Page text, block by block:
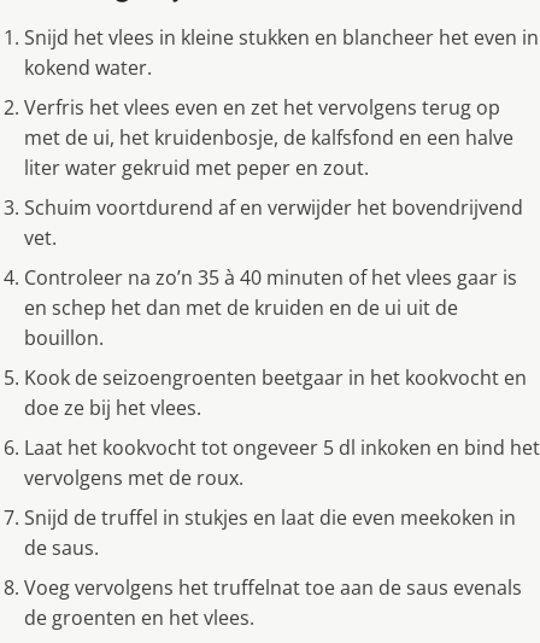
Snijd het vlees in kleine stukken en blancheer het even in
kokend water.
Verfris het vlees even en zet het vervolgens terug op
met de ui, het kruidenbosje, de kalfsfond en een halve
liter water gekruid met peper en zout.
Schuim voortdurend af en verwijder het bovendrijvend
vet.
Controleer na zo’n 35 à 40 minuten of het vlees gaar is
en schep het dan met de kruiden en de ui uit de
bouillon.
Kook de seizoengroenten beetgaar in het kookvocht en
doe ze bij het vlees.
Laat het kookvocht tot ongeveer 5 dl inkoken en bind het
vervolgens met de roux.
Snijd de truffel in stukjes en laat die even meekoken in
de saus.
Voeg vervolgens het truffelnat toe aan de saus evenals
de groenten en het vlees.